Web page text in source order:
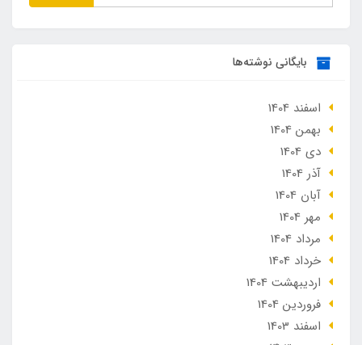
بایگانی نوشته‌ها
اسفند 1404
بهمن 1404
دی 1404
آذر 1404
آبان 1404
مهر 1404
مرداد 1404
خرداد 1404
ارديبهشت 1404
فروردین 1404
اسفند 1403